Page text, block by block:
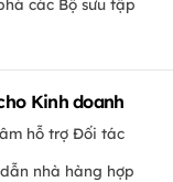
các Bộ sưu tập
Kinh doanh
hỗ trợ Đối tác
nhà hàng hợp